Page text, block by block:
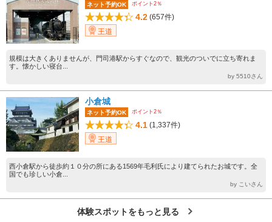
ネット予約OK ポイント2％
4.2 (657件)
王道
規模は大きくありませんが、門司港駅からすぐなので、観光のついでに立ち寄れま
す。懐かしい寝台...
by 5510さん
小倉城
ネット予約OK ポイント2％
4.1 (1,337件)
王道
西小倉駅から徒歩約１０分の所にある1569年毛利氏により建てられたお城です。全
国でも珍しい小倉...
by こいさん
体験スポットをもっと見る